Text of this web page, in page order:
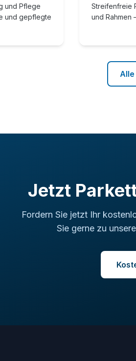
und Pflege
und gepflegte
Streifenfreie
und Rahmen
Jetzt
Fordern Sie jetzt Ihr
Sie gerne zu